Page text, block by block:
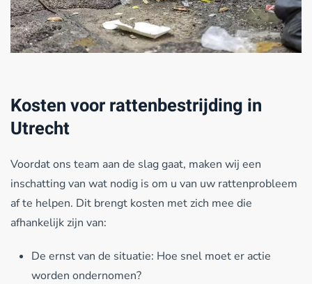
Kosten voor rattenbestrijding in
Utrecht
Voordat ons team aan de slag gaat, maken wij een
inschatting van wat nodig is om u van uw rattenprobleem
af te helpen. Dit brengt kosten met zich mee die
afhankelijk zijn van:
De ernst van de situatie: Hoe snel moet er actie
worden ondernomen?